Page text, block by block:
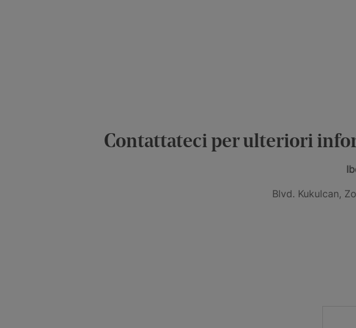
Contattateci per ulteriori
Blvd. Kukulcan,